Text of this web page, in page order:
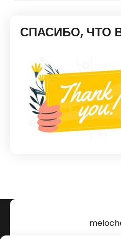
СПАСИБО, ЧТО